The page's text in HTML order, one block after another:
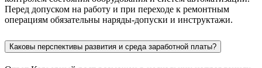
Перед допуском на работу и при переходе к ремонтным
операциям обязательны наряды-допуски и инструктажи.
Каковы перспективы развития и среда заработной платы?